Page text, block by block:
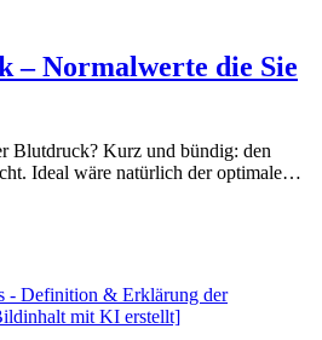
– Normalwerte die Sie
Blutdruck? Kurz und bündig: den
Ideal wäre natürlich der optimale…